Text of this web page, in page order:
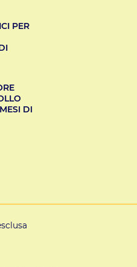
PER
DI